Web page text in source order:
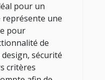
pour un
représente une
pour
de
sécurité
critères